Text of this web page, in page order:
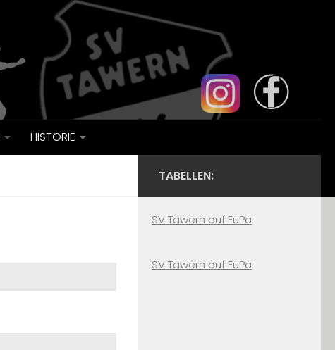
HISTORIE
TABELLEN:
SV Tawern auf FuPa
SV Tawern auf FuPa